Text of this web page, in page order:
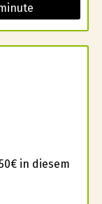
in diesem